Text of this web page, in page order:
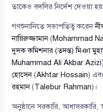
তাকেও বদলির নির্দেশ দেওয়া
গণশুনানিতে সভাপতিত্ব করেন
নায়িরুজ্জামান(Mohammad
দুদক কমিশনার (তদন্ত) মিঞা
Muhammad Ali Akbar Azizi
হোসেন(Akhtar Hossain)
রহমান(Talebur Rahman)।
অনুষ্ঠানে সরকারি, আধাসরকারি,